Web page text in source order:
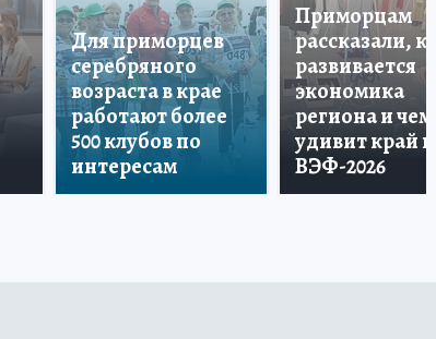
Для приморцев
серебряного
возраста в крае
работают более
500 клубов по
интересам
Приморцам
рассказали, как
развивается
экономика
региона и чем
удивит край на
ВЭФ-2026